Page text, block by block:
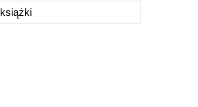
książki